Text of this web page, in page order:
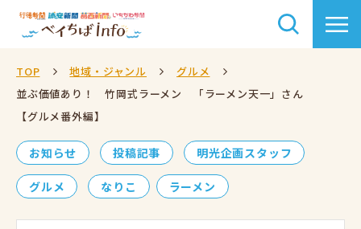
TOP 地域・ジャンル
グルメ
並ぶ価値あり！ 竹岡式ラーメン 「ラーメン天一」さん
【グルメ番外編】
お知らせ 投稿記事 明光企画スタッフ
グルメ なりこ ラーメン